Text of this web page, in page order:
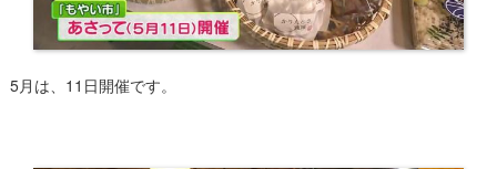
5月は、11日開催です。